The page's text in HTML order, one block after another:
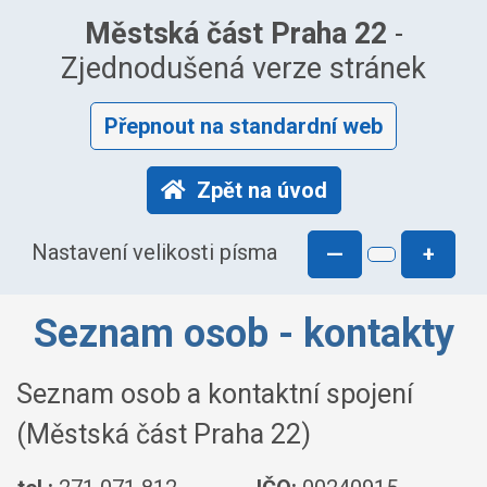
Městská část Praha 22 -
Zjednodušená verze stránek
Přepnout na standardní web
Zpět na úvod
Nastavení velikosti písma — +
Seznam osob - kontakty
Seznam osob a kontaktní spojení
(Městská část Praha 22)